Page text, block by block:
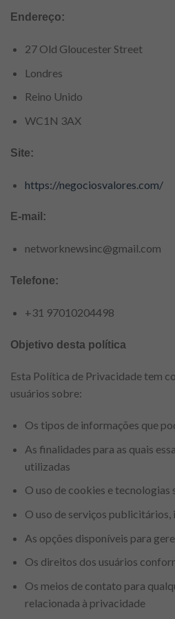
Endereço:
27 Old Gloucester Street
Londres
Reino Unido
WC1N 3AX
Site:
https://negociosvalores.com/
E-mail:
networknewsinc@gmail.com
Telefone:
+31 97010204498
Objetivo desta política
Esta Política de Privacidade tem
usuários sobre:
Os tipos de informações que
As finalidades para as quais
utilizadas
O uso de cookies e tecnologias
O uso de serviços
As opções disponíveis para
Os direitos dos usuários
Os meios de contato para
relacionada à privacidade